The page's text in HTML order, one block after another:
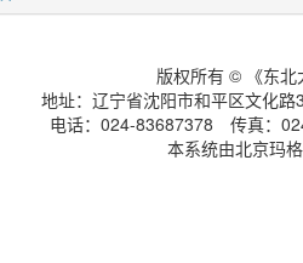
版权所有 © 《东